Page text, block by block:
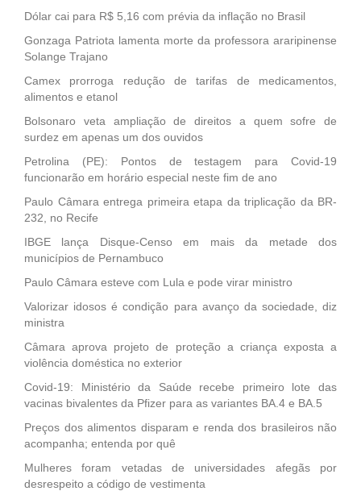
Dólar cai para R$ 5,16 com prévia da inflação no Brasil
Gonzaga Patriota lamenta morte da professora araripinense
Solange Trajano
Camex prorroga redução de tarifas de medicamentos,
alimentos e etanol
Bolsonaro veta ampliação de direitos a quem sofre de
surdez em apenas um dos ouvidos
Petrolina (PE): Pontos de testagem para Covid-19
funcionarão em horário especial neste fim de ano
Paulo Câmara entrega primeira etapa da triplicação da BR-
232, no Recife
IBGE lança Disque-Censo em mais da metade dos
municípios de Pernambuco
Paulo Câmara esteve com Lula e pode virar ministro
Valorizar idosos é condição para avanço da sociedade, diz
ministra
Câmara aprova projeto de proteção a criança exposta a
violência doméstica no exterior
Covid-19: Ministério da Saúde recebe primeiro lote das
vacinas bivalentes da Pfizer para as variantes BA.4 e BA.5
Preços dos alimentos disparam e renda dos brasileiros não
acompanha; entenda por quê
Mulheres foram vetadas de universidades afegãs por
desrespeito a código de vestimenta